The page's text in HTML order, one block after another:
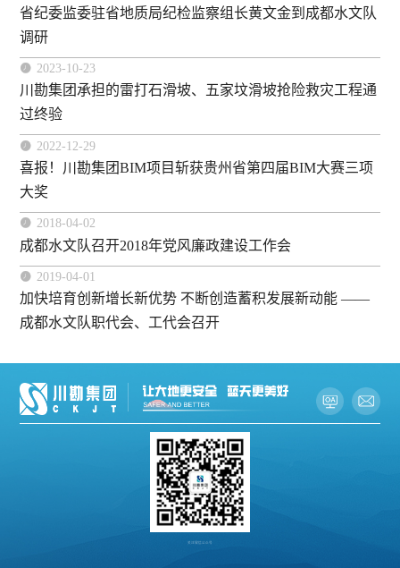
省纪委监委驻省地质局纪检监察组长黄文金到成都水文队
调研
 2023-10-23
川勘集团承担的雷打石滑坡、五家坟滑坡抢险救灾工程通
过终验
 2022-12-29
喜报！川勘集团BIM项目斩获贵州省第四届BIM大赛三项
大奖
 2018-04-02
成都水文队召开2018年党风廉政建设工作会
 2019-04-01
加快培育创新增长新优势 不断创造蓄积发展新动能 ——
成都水文队职代会、工代会召开
关注微信公众号